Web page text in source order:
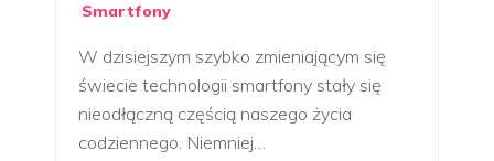
Smartfony
W dzisiejszym szybko zmieniającym się
świecie technologii smartfony stały się
nieodłączną częścią naszego życia
codziennego. Niemniej…